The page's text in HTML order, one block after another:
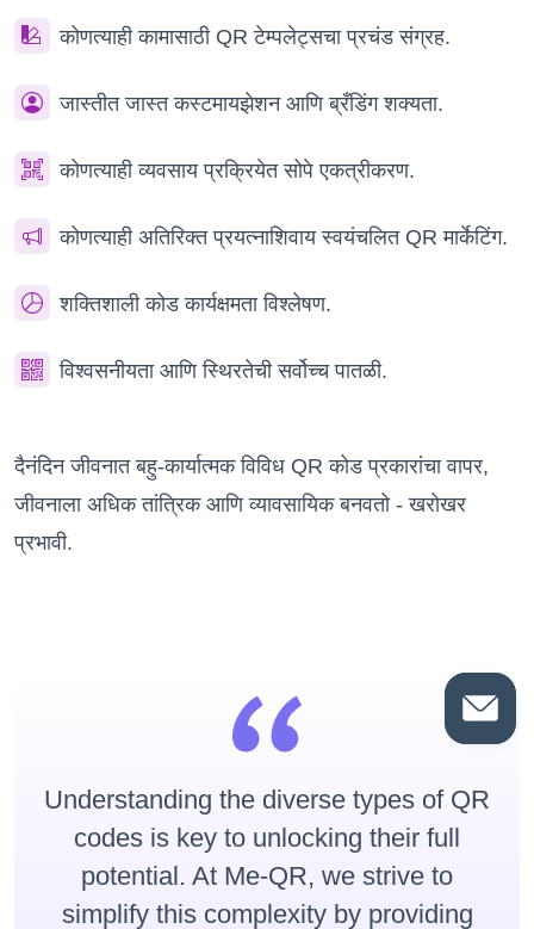
कोणत्याही कामासाठी QR टेम्पलेट्सचा प्रचंड संग्रह.
जास्तीत जास्त कस्टमायझेशन आणि ब्रँडिंग शक्यता.
कोणत्याही व्यवसाय प्रक्रियेत सोपे एकत्रीकरण.
कोणत्याही अतिरिक्त प्रयत्नाशिवाय स्वयंचलित QR मार्केटिंग.
शक्तिशाली कोड कार्यक्षमता विश्लेषण.
विश्वसनीयता आणि स्थिरतेची सर्वोच्च पातळी.
दैनंदिन जीवनात बहु-कार्यात्मक विविध QR कोड प्रकारांचा वापर,
जीवनाला अधिक तांत्रिक आणि व्यावसायिक बनवतो - खरोखर
प्रभावी.
Understanding the diverse types of QR
codes is key to unlocking their full
potential. At Me-QR, we strive to
simplify this complexity by providing